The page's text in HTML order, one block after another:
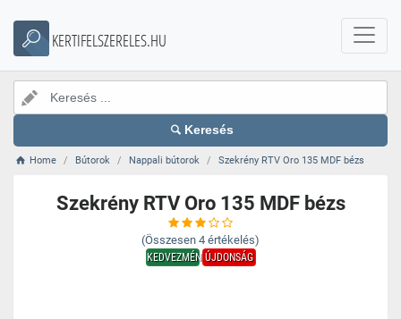
KERTIFELSZERELES.HU
Keresés
Home Bútorok Nappali bútorok Szekrény RTV Oro 135 MDF bézs
Szekrény RTV Oro 135 MDF bézs
(Összesen 4 értékelés)
KEDVEZMÉNYÚJDONSÁG